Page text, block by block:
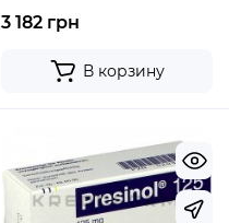
3 182 грн
В корзину